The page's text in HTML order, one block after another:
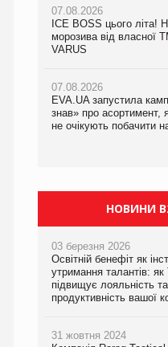
07.08.2026
ICE BOSS цього літа!
морозива від власної
VARUS
07.08.2026
EVA.UA запустила
знав» про асортимент,
не очікують побачити
06.08.2026
Смачна новинка для
VARUS з’явилися паучі
05.08.2026
Мережа супермаркетів
мережу магазинів
компанія
07.08.2026
Франція заборонила
НОВИНИ
03 березня 2026
Освітній бенефіт як
утримання талантів: як
підвищує лояльність та
продуктивність вашої
31 жовтня 2024